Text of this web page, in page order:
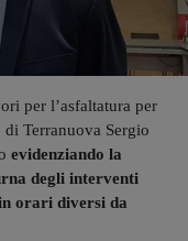
per l’asfaltatura per
Terranuova Sergio
evidenziando la
degli interventi
orari diversi da